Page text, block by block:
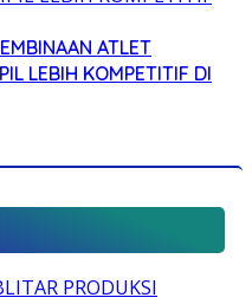
ATLET
LEBIH KOMPETITIF DI